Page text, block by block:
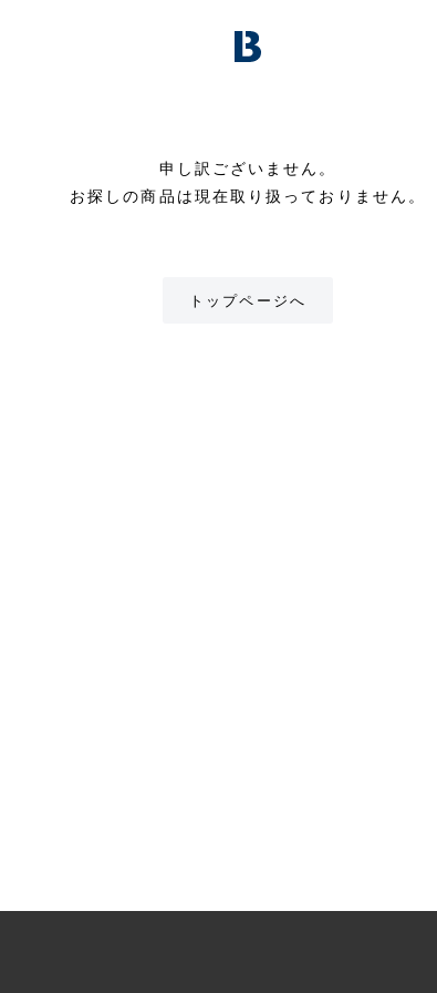
申し訳ございません。
お探しの商品は現在取り扱っておりません。
トップページへ